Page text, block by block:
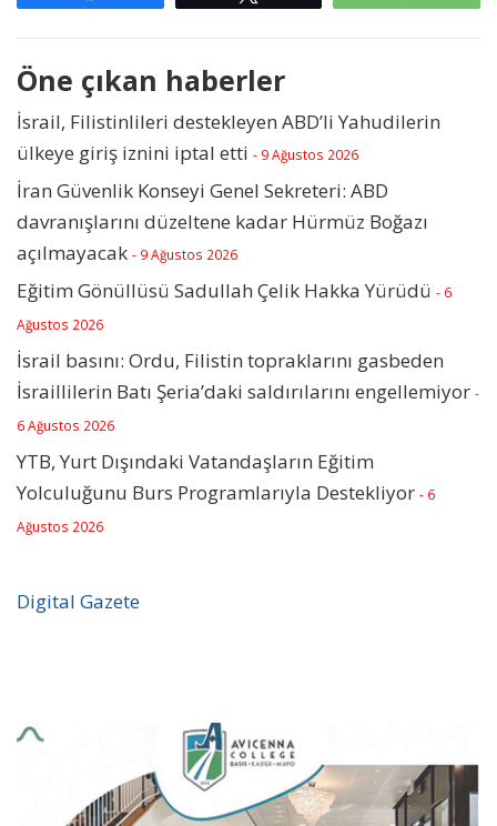
Öne çıkan haberler
İsrail, Filistinlileri destekleyen ABD’li Yahudilerin
ülkeye giriş iznini iptal etti - 9 Ağustos 2026
İran Güvenlik Konseyi Genel Sekreteri: ABD
davranışlarını düzeltene kadar Hürmüz Boğazı
açılmayacak - 9 Ağustos 2026
Eğitim Gönüllüsü Sadullah Çelik Hakka Yürüdü - 6
Ağustos 2026
İsrail basını: Ordu, Filistin topraklarını gasbeden
İsraillilerin Batı Şeria’daki saldırılarını engellemiyor -
6 Ağustos 2026
YTB, Yurt Dışındaki Vatandaşların Eğitim
Yolculuğunu Burs Programlarıyla Destekliyor - 6
Ağustos 2026
Digital Gazete